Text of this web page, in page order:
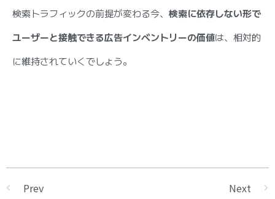
検索トラフィックの前提が変わる今、 検索に依存しない形で
ユーザーと接触できる広告インベントリーの価値は、相対的
に維持されていくでしょう。
Prev Next